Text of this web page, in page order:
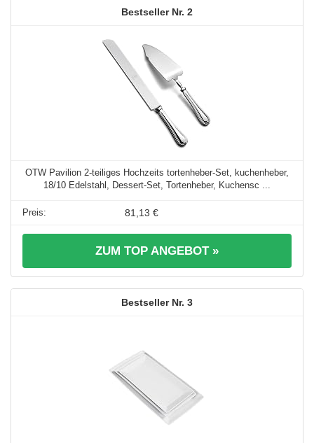
2
OTW Pavilion 2-teiliges Hochzeits tortenheber-Set, kuchenheber,
18/10 Edelstahl, Dessert-Set, Tortenheber, Kuchensc ...
81,13 €
ZUM TOP ANGEBOT »
3